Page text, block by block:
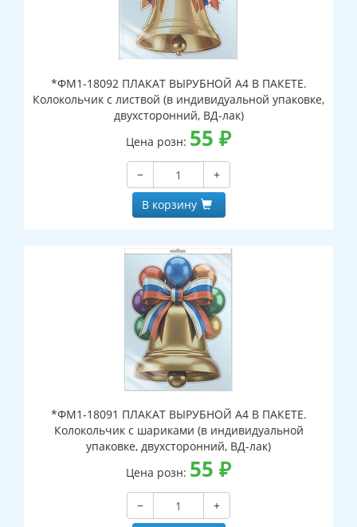
*ФМ1-18092 ПЛАКАТ ВЫРУБНОЙ А4 В ПАКЕТЕ.
Колокольчик с листвой (в индивидуальной упаковке,
двухсторонний, ВД-лак)
Цена розн: 55 ₽
−
+
В корзину
*ФМ1-18091 ПЛАКАТ ВЫРУБНОЙ А4 В ПАКЕТЕ.
Колокольчик с шариками (в индивидуальной
упаковке, двухсторонний, ВД-лак)
Цена розн: 55 ₽
−
+